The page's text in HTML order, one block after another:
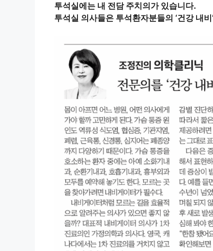
투석실에는 내 전담 주치의가 있습니다.
투석실 의사들은 투석환자분들의 ‘건강 내